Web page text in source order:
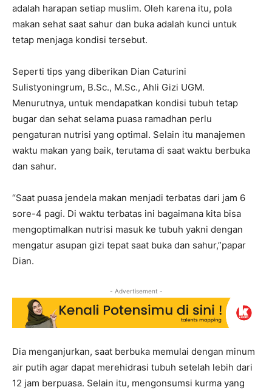
adalah harapan setiap muslim. Oleh karena itu, pola
makan sehat saat sahur dan buka adalah kunci untuk
tetap menjaga kondisi tersebut.
Seperti tips yang diberikan Dian Caturini
Sulistyoningrum, B.Sc., M.Sc., Ahli Gizi UGM.
Menurutnya, untuk mendapatkan kondisi tubuh tetap
bugar dan sehat selama puasa ramadhan perlu
pengaturan nutrisi yang optimal. Selain itu manajemen
waktu makan yang baik, terutama di saat waktu berbuka
dan sahur.
“Saat puasa jendela makan menjadi terbatas dari jam 6
sore-4 pagi. Di waktu terbatas ini bagaimana kita bisa
mengoptimalkan nutrisi masuk ke tubuh yakni dengan
mengatur asupan gizi tepat saat buka dan sahur,”papar
Dian.
- Advertisement -
Dia menganjurkan, saat berbuka memulai dengan minum
air putih agar dapat merehidrasi tubuh setelah lebih dari
12 jam berpuasa. Selain itu, mengonsumsi kurma yang